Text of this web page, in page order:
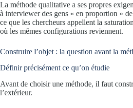
La méthode qualitative a ses propres
à interviewer des gens « en proportion »
ce que les chercheurs appellent la
où les mêmes configurations reviennent.
Construire l’objet : la question avant la
Définir précisément ce qu’on étudie
Avant de choisir une méthode, il faut
l’extérieur.